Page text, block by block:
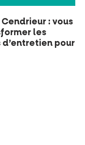
: vous
les
pour